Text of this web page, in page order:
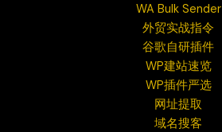
WA Bulk Sender
外贸实战指令
谷歌自研插件
WP建站速览
WP插件严选
网址提取
域名搜客